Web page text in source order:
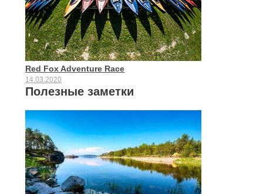
Red Fox Adventure Race
14.03.2020
Полезные заметки